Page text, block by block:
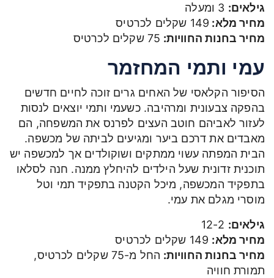
גילאים:
מחיר מלא: 149 שקלים לכרטיס
מחיר בחנות החוויות: 75 שקלים לכרטיס
עמי ותמי המחזמר
הסיפור הקלאסי של האחים גרים זוכה לחיים חדשים
בהפקה צבעונית ומרהיבה. כשעמי ותמי יוצאים לנסות
לעזור לאביהם חוטב העצים לפרנס את המשפחה, הם
מאבדים את דרכם ביער ומגיעים לביתה של מכשפה.
הבית המפתה עשוי ממתקים ושוקולדים אך למכשפה יש
תוכנית זדונית שעל הילדים להיחלץ ממנה. חנה לסלאו
בתפקיד המכשפה, מיכל הקטנה בתפקיד תמי וטל
מוסרי מגלם את עמי.
גילאים:
מחיר מלא:
מחיר בחנות החוויות:
החל מ-75 שקלים לכרטיס,
תמורת חוויה